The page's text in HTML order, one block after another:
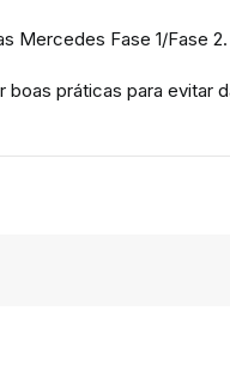
Mercedes Fase 1/Fase 2.
práticas para evitar